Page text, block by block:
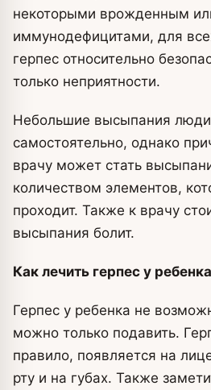
некоторыми врожденным
иммунодефицитами, для
герпес относительно
только неприятности.
Небольшие высыпания
самостоятельно, однако
врачу может стать
количеством элементов,
проходит. Также к врачу
высыпания болит.
Как лечить герпес у ребенка
Герпес у ребенка не
можно только подавить.
правило, появляется на
рту и на губах. Также